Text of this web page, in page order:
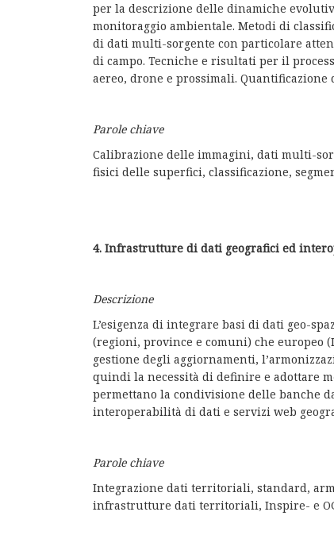
per la descrizione delle dinamiche
monitoraggio ambientale. Metodi di
di dati multi-sorgente con particolare
di campo. Tecniche e risultati per il
aereo, drone e prossimali.
Parole chiave
Calibrazione delle immagini, dati multi-
fisici delle superfici, classificazione,
4. Infrastrutture di dati geografici ed
Descrizione
L’esigenza di integrare basi di dati geo-
(regioni, province e comuni) che europeo
gestione degli aggiornamenti,
quindi la necessità di definire e adottare
permettano la condivisione delle banche
interoperabilità di dati e servizi web
Parole chiave
Integrazione dati territoriali, standard,
infrastrutture dati territoriali, Inspire- e